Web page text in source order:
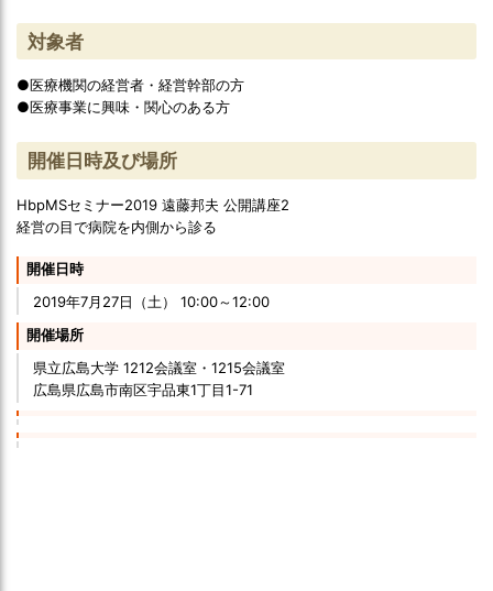
対象者
●医療機関の経営者・経営幹部の方
●医療事業に興味・関心のある方
開催日時及び場所
HbpMSセミナー2019 遠藤邦夫 公開講座2
経営の目で病院を内側から診る
開催日時
2019年7月27日（土） 10:00～12:00
開催場所
県立広島大学 1212会議室・1215会議室
広島県広島市南区宇品東1丁目1-71